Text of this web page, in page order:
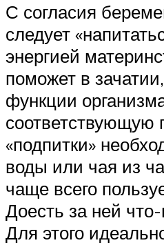
С согласия
следует
энергией
поможет в
функции
соответствующую
«подпитки»
воды или чая из
чаще всего
Доесть за ней
Для этого